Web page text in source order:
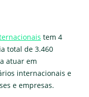
tem 4
total de 3.460
atuar em
internacionais e
e empresas.